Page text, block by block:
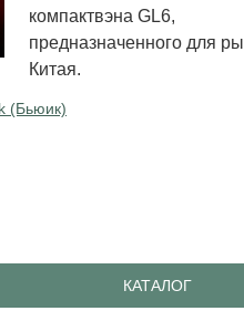
компактвэна GL6,
предназначенного для
Китая.
(Бьюик)
КАТАЛОГ